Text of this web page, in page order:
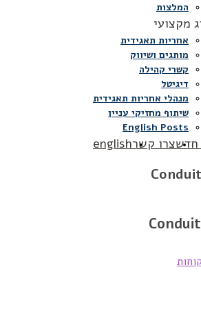
המלצות
מקצועי
אחריות תאגידית
מותגים ושיווק
קשרי קהילה
דיגיטל
מנהלי אחריות תאגידית
שיתוף מחזיקי עניין
English Posts
חדשצרו קשרenglish